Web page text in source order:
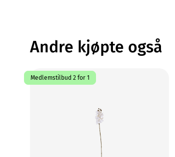
Andre kjøpte også
Medlemstilbud 2 for 1